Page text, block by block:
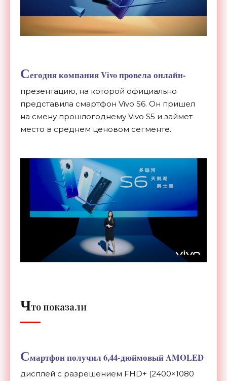
Сегодня компания Vivo провелаонлайн-
презентацию, на которой официально
представила смартфон Vivo S6. Он пришел
на смену прошлогоднему Vivo S5 и займет
место в среднем ценовом сегменте.
Что показали
Смартфон получил 6,44-дюймовыйAMOLED
дисплей с разрешением FHD+ (2400×1080